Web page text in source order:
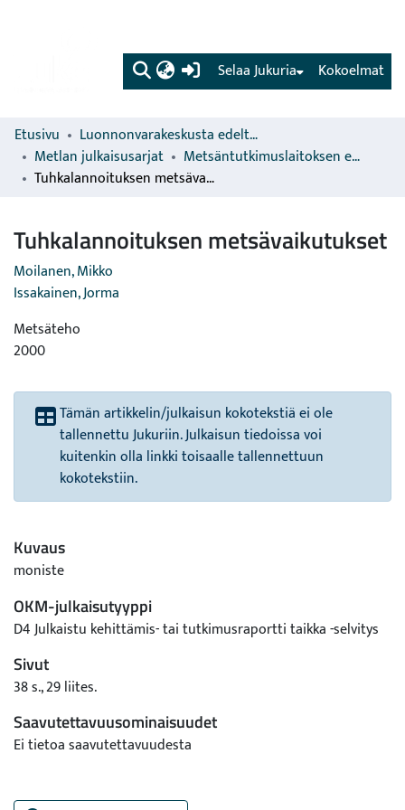
(current) Kokoelmat
Selaa Jukuria
Etusivu
Luonnonvarakeskusta edeltävien organisaatioiden sarjat
Metlan julkaisusarjat
Metsäntutkimuslaitoksen erillisjulkaisut
Tuhkalannoituksen metsävaikutukset
Tuhkalannoituksen metsävaikutukset
Moilanen, Mikko
Issakainen, Jorma
Metsäteho
2000
Tämän artikkelin/julkaisun kokotekstiä ei ole
tallennettu Jukuriin. Julkaisun tiedoissa voi
kuitenkin olla linkki toisaalle tallennettuun
kokotekstiin.
Kuvaus
moniste
OKM-julkaisutyyppi
D4 Julkaistu kehittämis- tai tutkimusraportti taikka -selvitys
Sivut
38 s., 29 liites.
Saavutettavuusominaisuudet
Ei tietoa saavutettavuudesta